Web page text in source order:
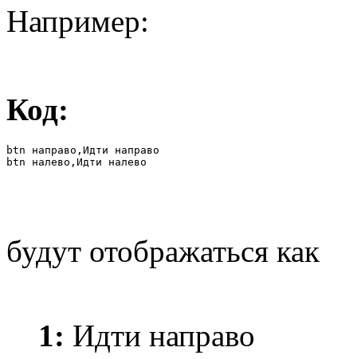
Например:
Код:
btn направо,Идти направо
btn налево,Идти налево
будут отображаться как
1: Идти направо